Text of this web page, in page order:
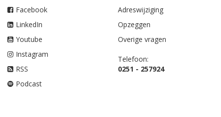
Facebook
LinkedIn
Youtube
Instagram
RSS
Podcast
Adreswijziging
Opzeggen
Overige vragen
Telefoon:
0251 - 257924